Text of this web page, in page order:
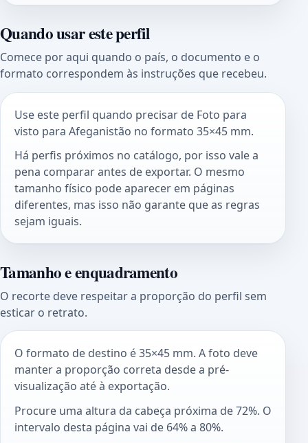
Quando usar este perfil
Comece por aqui quando o país, o documento e o
formato correspondem às instruções que recebeu.
Use este perfil quando precisar de Foto para
visto para Afeganistão no formato 35×45 mm.
Há perfis próximos no catálogo, por isso vale a
pena comparar antes de exportar. O mesmo
tamanho físico pode aparecer em páginas
diferentes, mas isso não garante que as regras
sejam iguais.
Tamanho e enquadramento
O recorte deve respeitar a proporção do perfil sem
esticar o retrato.
O formato de destino é 35×45 mm. A foto deve
manter a proporção correta desde a pré-
visualização até à exportação.
Procure uma altura da cabeça próxima de 72%. O
intervalo desta página vai de 64% a 80%.